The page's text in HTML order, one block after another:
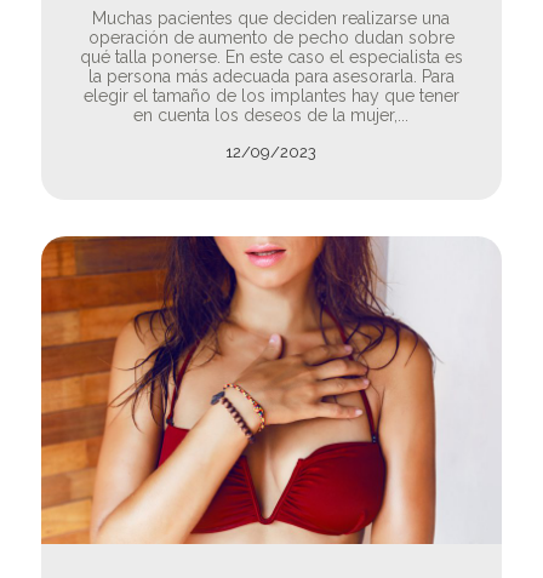
Muchas pacientes que deciden realizarse una
operación de aumento de pecho dudan sobre
qué talla ponerse. En este caso el especialista es
la persona más adecuada para asesorarla. Para
elegir el tamaño de los implantes hay que tener
en cuenta los deseos de la mujer,...
12/09/2023